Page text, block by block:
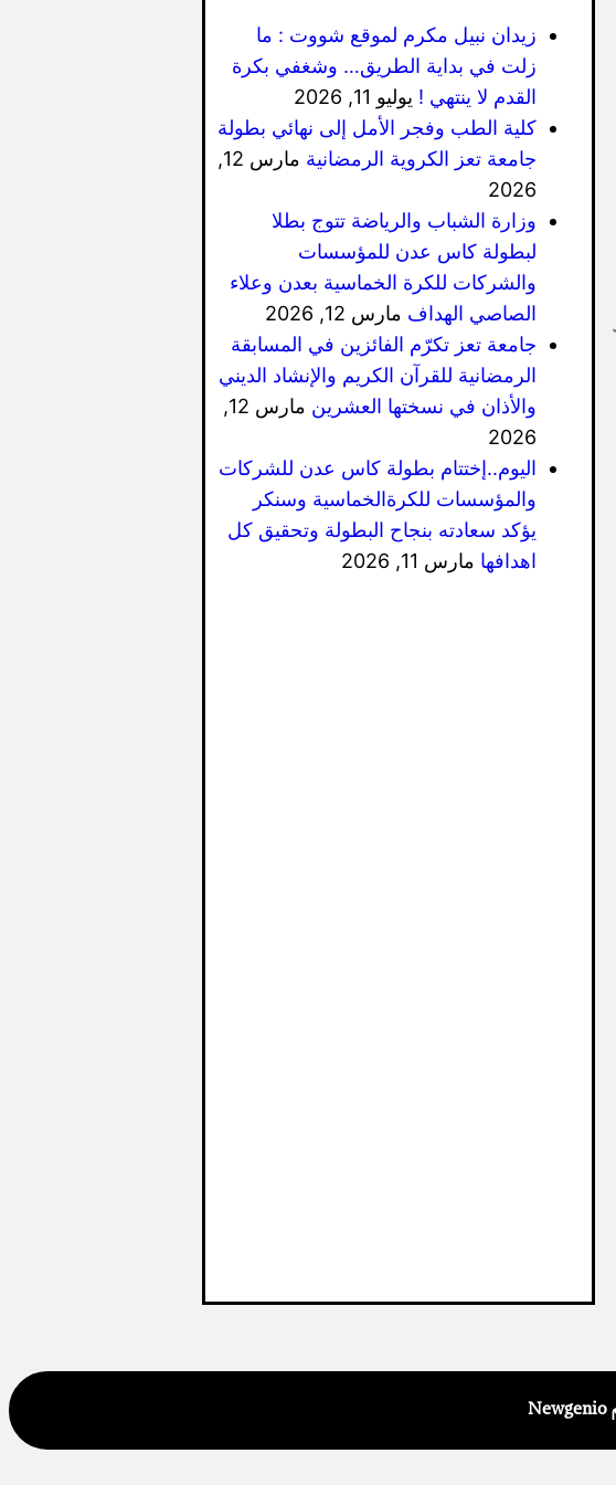
زيدان نبيل مكرم لموقع شووت : ما
زلت في بداية الطريق… وشغفي بكرة
القدم لا ينتهي ! يوليو 11, 2026
كلية الطب وفجر الأمل إلى نهائي بطولة
جامعة تعز الكروية الرمضانية
مارس 12,
2026
وزارة الشباب والرياضة تتوج بطلا
لبطولة كاس عدن للمؤسسات
والشركات للكرة الخماسية بعدن وعلاء
الصاصي الهداف مارس 12, 2026
جامعة تعز تكرّم الفائزين في المسابقة
الرمضانية للقرآن الكريم والإنشاد الديني
والأذان في نسختها العشرين
مارس 12,
2026
اليوم..إختتام بطولة كاس عدن للشركات
والمؤسسات للكرةالخماسية وسنكر
يؤكد سعادته بنجاح البطولة وتحقيق كل
اهدافها مارس 11, 2026